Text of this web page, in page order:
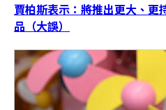
賈柏斯表示：將推出更大、更
品（大誤）